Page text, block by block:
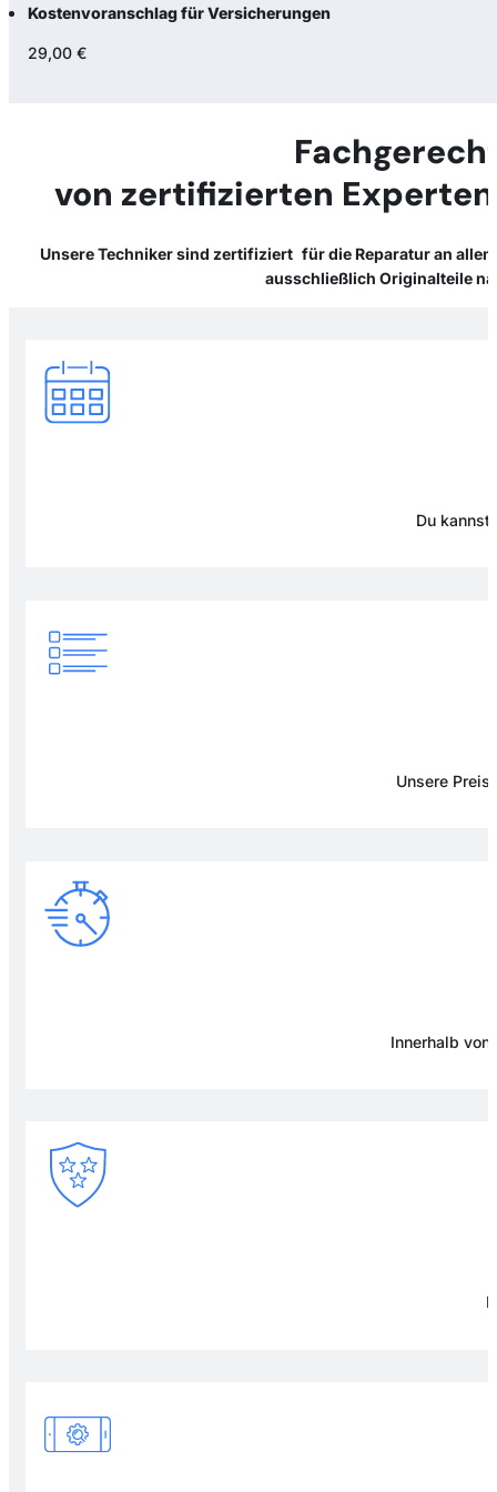
Kostenvoranschlag für Versicherungen
29,00 €
von zertifizierten
Unsere Techniker sind zertifiziert für die Reparatur an
ausschließlich Originalteile
Du kannst
Unsere
Innerhalb